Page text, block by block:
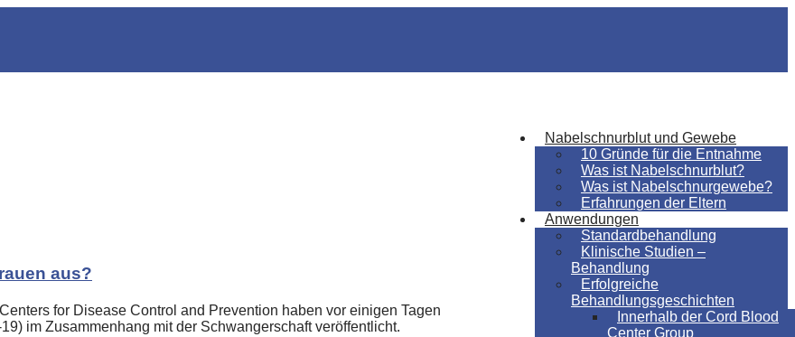
Nabelschnurblut und Gewebe
10 Gründe für die Entnahme
Was ist Nabelschnurblut?
Was ist Nabelschnurgewebe?
Erfahrungen der Eltern
Anwendungen
Standardbehandlung
Klinische Studien –
Behandlung
Erfolgreiche
Behandlungsgeschichten
Innerhalb der Cord Blood
Center Group
aus?
for Disease Control and Prevention haben vor einigen Tagen
im Zusammenhang mit der Schwangerschaft veröffentlicht.